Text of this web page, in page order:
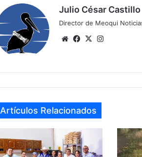
Julio César Castillo
Director de Meoqui
We Fa
ok
X
m
Artículos Relacionados